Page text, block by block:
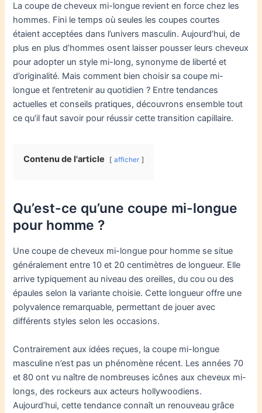
La coupe de cheveux mi-longue revient en force chez les
hommes. Fini le temps où seules les coupes courtes
étaient acceptées dans l’univers masculin. Aujourd’hui, de
plus en plus d’hommes osent laisser pousser leurs cheveux
pour adopter un style mi-long, synonyme de liberté et
d’originalité. Mais comment bien choisir sa coupe mi-
longue et l’entretenir au quotidien ? Entre tendances
actuelles et conseils pratiques, découvrons ensemble tout
ce qu’il faut savoir pour réussir cette transition capillaire.
Contenu de l'article afficher
Qu’est-ce qu’une coupe mi-longue
pour homme ?
Une coupe de cheveux mi-longue pour homme se situe
généralement entre 10 et 20 centimètres de longueur. Elle
arrive typiquement au niveau des oreilles, du cou ou des
épaules selon la variante choisie. Cette longueur offre une
polyvalence remarquable, permettant de jouer avec
différents styles selon les occasions.
Contrairement aux idées reçues, la coupe mi-longue
masculine n’est pas un phénomène récent. Les années 70
et 80 ont vu naître de nombreuses icônes aux cheveux mi-
longs, des rockeurs aux acteurs hollywoodiens.
Aujourd’hui, cette tendance connaît un renouveau grâce